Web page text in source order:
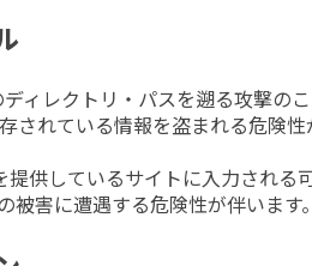
ィレクトリ・パスを遡る攻撃の
されている情報を盗まれる危険性
供しているサイトに入力される
被害に遭遇する危険性が伴います